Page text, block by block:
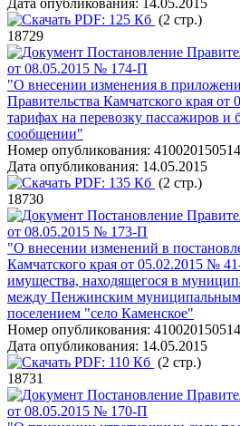
Дата опубликования: 14.05.2015
PDF: 125 Кб (2 стр.)
18729
Постановление
от 08.05.2015 № 174-П
"О внесении изменения в
Правительства Камчатского края
тарифах на перевозку пассажиров и
сообщении"
Номер опубликования:
Дата опубликования: 14.05.2015
PDF: 135 Кб (2 стр.)
18730
Постановление
от 08.05.2015 № 173-П
"О внесении изменений в
Камчатского края от 05.02.2015 №
имущества, находящегося в
между Пенжинским муниципальным
поселением "село Каменское"
Номер опубликования:
Дата опубликования: 14.05.2015
PDF: 110 Кб (2 стр.)
18731
Постановление
от 08.05.2015 № 170-П